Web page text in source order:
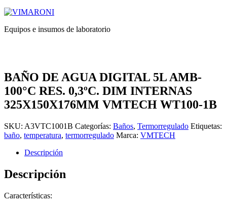
Equipos e insumos de laboratorio
BAÑO DE AGUA DIGITAL 5L AMB-
100°C RES. 0,3ºC. DIM INTERNAS
325X150X176MM VMTECH WT100-1B
SKU: A3VTC1001B Categorías: Baños, Termorregulado Etiquetas:
baño, temperatura, termorregulado Marca: VMTECH
Descripción
Descripción
Características: